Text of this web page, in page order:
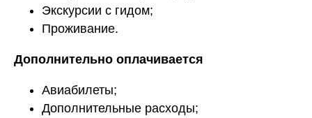
Экскурсии с гидом;
Проживание.
Дополнительно оплачивается
Авиабилеты;
Дополнительные расходы;